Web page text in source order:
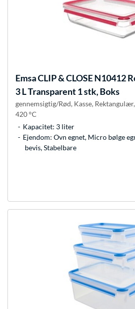
EmsaCLIP & CLOSE N10412
3 L Transparent 1 stk, Boks
gennemsigtig/Rød, Kasse,
420 °C
Kapacitet: 3 liter
Ejendom: Ovn egnet, Micro bølge
bevis, Stabelbare